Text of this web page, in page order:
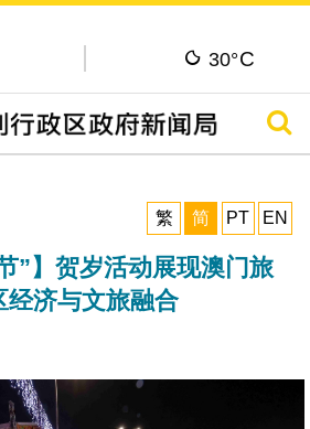
30°C
搜寻
繁
简 PT EN
”】贺岁活动展现澳门旅
经济与文旅融合